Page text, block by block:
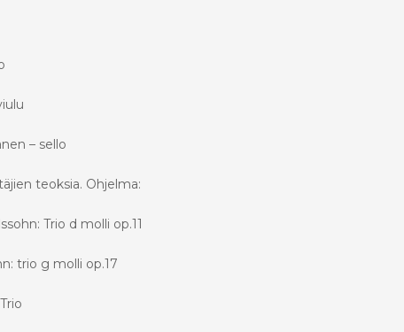
– sello
teoksia. Ohjelma:
Trio d molli op.11
trio g molli op.17